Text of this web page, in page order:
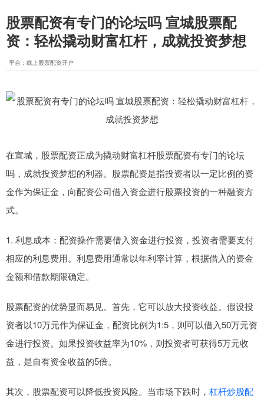
股票配资有专门的论坛吗 宣城股票配
资：轻松撬动财富杠杆，成就投资梦想
平台：线上股票配资开户
在宣城，股票配资正成为撬动财富杠杆股票配资有专门的论坛
吗，成就投资梦想的利器。股票配资是指投资者以一定比例的资
金作为保证金，向配资公司借入资金进行股票投资的一种融资方
式。
1. 利息成本：配资操作需要借入资金进行投资，投资者需要支付
相应的利息费用。利息费用通常以年利率计算，根据借入的资金
金额和借款期限确定。
股票配资的优势显而易见。首先，它可以放大投资收益。假设投
资者以10万元作为保证金，配资比例为1:5，则可以借入50万元资
金进行投资。如果投资收益率为10%，则投资者可获得5万元收
益，是自有资金收益的5倍。
其次，股票配资可以降低投资风险。当市场下跌时， 杠杆炒股配